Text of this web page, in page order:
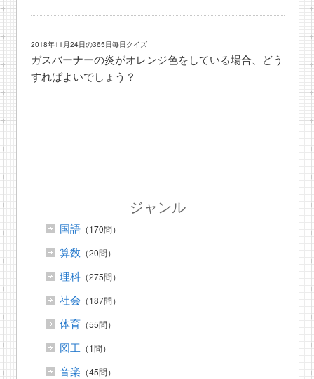
2018年11月24日の365日毎日クイズ
ガスバーナーの炎がオレンジ色をしている場合、どう
すればよいでしょう？
ジャンル
国語（170問）
算数 （20問）
理科（275問）
社会 （187問）
体育（55問）
図工 （1問）
音楽 （45問）